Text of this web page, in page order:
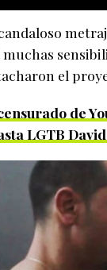
el
de
LGTB